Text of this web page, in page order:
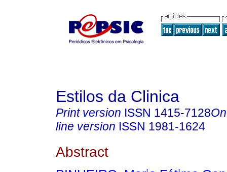
Estilos da Clinica
Print version ISSN 1415-7128
line version ISSN 1981-1624
Abstract